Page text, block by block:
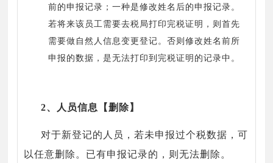
前的申报记录；一种是修改姓名后的申报记录。
若将来该员工需要去税局打印完税证明，则首先
需要做自然人信息变更登记。否则修改姓名前所
申报的数据，是无法打印到完税证明的记录中。
2、人员信息【删除】
对于新登记的人员，若未申报过个税数据，可
以任意删除。已有申报记录的，则无法删除。